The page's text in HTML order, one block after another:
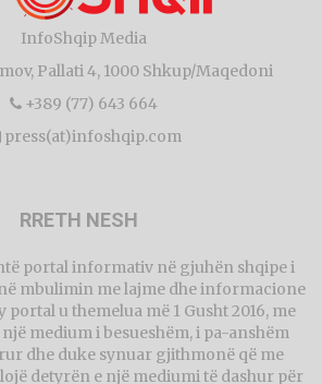
InfoShqip Media
Pallati 4, 1000 Shkup/Maqedoni
+389 (77) 643 664
press(at)infoshqip.com
RRETH NESH
portal informativ në gjuhën shqipe i
mbulimin me lajme dhe informacione
portal u themelua më 1 Gusht 2016, me
medium i besueshëm, i pa-anshëm
dhe duke synuar gjithmonë që me
detyrën e një mediumi të dashur për